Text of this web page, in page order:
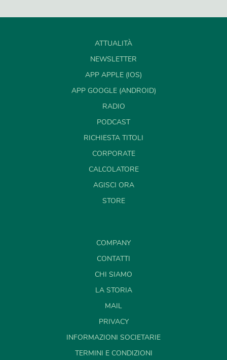
ATTUALITÀ
NEWSLETTER
APP APPLE (IOS)
APP GOOGLE (ANDROID)
RADIO
PODCAST
RICHIESTA TITOLI
CORPORATE
CALCOLATORE
AGISCI ORA
STORE
COMPANY
CONTATTI
CHI SIAMO
LA STORIA
MAIL
PRIVACY
INFORMAZIONI SOCIETARIE
TERMINI E CONDIZIONI